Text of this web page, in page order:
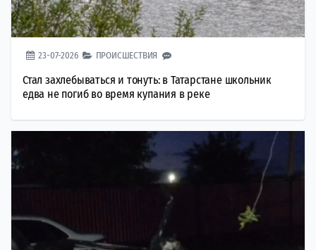
23-07-2026 ПРОИСШЕСТВИЯ
Стал захлебываться и тонуть: в Татарстане школьник
едва не погиб во время купания в реке